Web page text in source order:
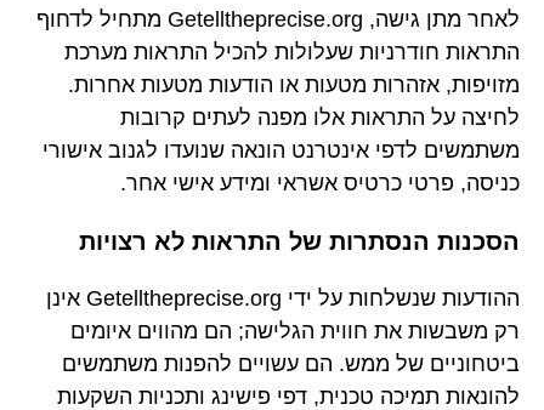
לאחר מתן גישה, Getelltheprecise.org מתחיל לדחוף
התראות חודרניות שעלולות להכיל התראות מערכת
מזויפות, אזהרות מטעות או הודעות מטעות אחרות.
לחיצה על התראות אלו מפנה לעתים קרובות
משתמשים לדפי אינטרנט הונאה שנועדו לגנוב אישורי
כניסה, פרטי כרטיס אשראי ומידע אישי אחר.
הסכנות הנסתרות של התראות לא רצויות
ההודעות שנשלחות על ידי Getelltheprecise.org אינן
רק משבשות את חווית הגלישה; הם מהווים איומים
ביטחוניים של ממש. הם עשויים להפנות משתמשים
להונאות תמיכה טכנית, דפי פישינג ותכניות השקעות